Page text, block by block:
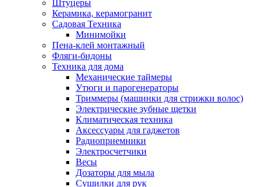
Штуцеры
Керамика, керамогранит
Садовая Техника
Минимойки
Пена-клей монтажный
Фляги-бидоны
Техника для дома
Механические таймеры
Утюги и парогенераторы
Триммеры (машинки для стрижки волос)
Электрические зубные щетки
Климатическая техника
Аксессуары для гаджетов
Радиоприемники
Электросчетчики
Весы
Дозаторы для мыла
Сушилки для рук